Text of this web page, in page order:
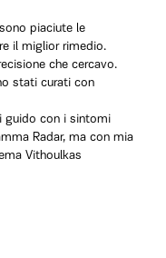
piaciute le
il miglior rimedio.
che cercavo.
stati curati con
guido con i sintomi
Radar, ma con mia
Vithoulkas